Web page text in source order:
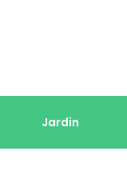
Jardin